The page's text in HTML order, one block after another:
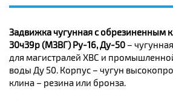
Задвижка чугунная с обрезиненным
30ч39р (МЗВГ) Ру-16, Ду-50 –
для магистралей ХВС и
воды Ду 50. Корпус – чугун
клина – резина или бронза.